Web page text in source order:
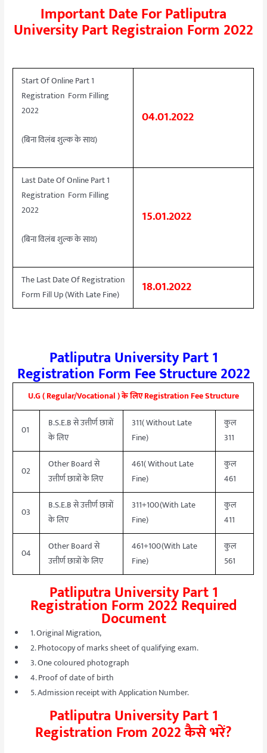
Important Date For Patliputra
University Part Registraion Form 2022
Start Of Online Part 1
Registration Form Filling
2022
(बिना विलंब शुल्क के साथ)
04.01.2022
Last Date Of Online Part 1
Registration Form Filling
2022
(बिना विलंब शुल्क के साथ)
15.01.2022
The Last Date Of Registration
Form Fill Up (With Late Fine)
18.01.2022
Patliputra University Part 1
Registration Form Fee Structure 2022
U.G ( Regular/Vocational ) के लिए Registration Fee Structure
01
B.S.E.B से उत्तीर्ण छात्रों
के लिए
311( Without Late
Fine)
कुल
311
02
Other Board से
उत्तीर्ण छात्रों के लिए
461( Without Late
Fine)
कुल
461
03
B.S.E.B से उत्तीर्ण छात्रों
के लिए
311+100(With Late
Fine)
कुल
411
04
Other Board से
उत्तीर्ण छात्रों के लिए
461+100(With Late
Fine)
कुल
561
Patliputra University Part 1
Registration Form 2022 Required
Document
1. Original Migration,
2. Photocopy of marks sheet of qualifying exam.
3. One coloured photograph
4. Proof of date of birth
5. Admission receipt with Application Number.
Patliputra University Part 1
Registration From 2022 कैसे भरें?